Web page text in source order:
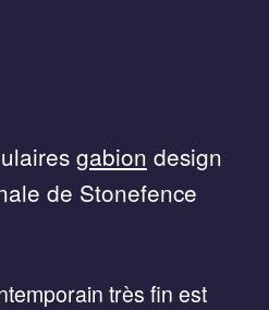
gabion design
de Stonefence
très fin est